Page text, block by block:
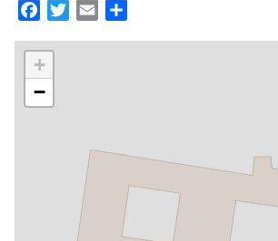
Facebook
TwitterEmail
+
−